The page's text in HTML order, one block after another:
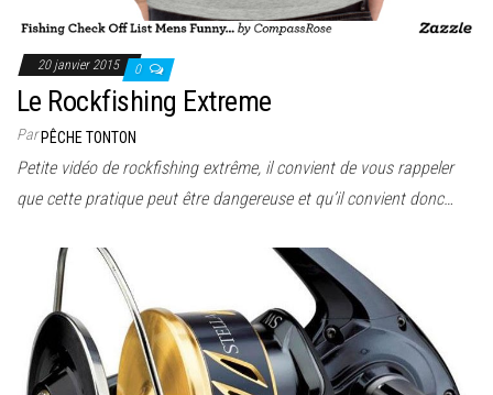
20 janvier 2015 0
Le Rockfishing Extreme
ParPÊCHE TONTON
Petite vidéo de rockfishing extrême, il convient de vous rappeler
que cette pratique peut être dangereuse et qu’il convient donc…